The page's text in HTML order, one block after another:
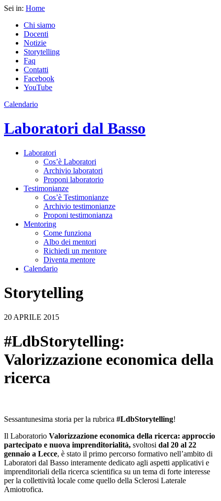
Sei in: Home
Chi siamo
Docenti
Notizie
Storytelling
Faq
Contatti
Facebook
YouTube
Calendario
Laboratori dal Basso
Laboratori
Cos’è Laboratori
Archivio laboratori
Proponi laboratorio
Testimonianze
Cos’è Testimonianze
Archivio testimonianze
Proponi testimonianza
Mentoring
Come funziona
Albo dei mentori
Richiedi un mentore
Diventa mentore
Calendario
Storytelling
20 APRILE 2015
#LdbStorytelling:
Valorizzazione economica della
ricerca
Sessantunesima storia per la rubrica #LdbStorytelling!
Il Laboratorio Valorizzazione economica della ricerca: approccio
partecipato e nuova imprenditorialità, svoltosi dal 20 al 22
gennaio a Lecce, è stato il primo percorso formativo nell’ambito di
Laboratori dal Basso interamente dedicato agli aspetti applicativi e
imprenditoriali della ricerca scientifica su un tema di forte interesse
per la collettività locale come quello della Sclerosi Laterale
Amiotrofica.